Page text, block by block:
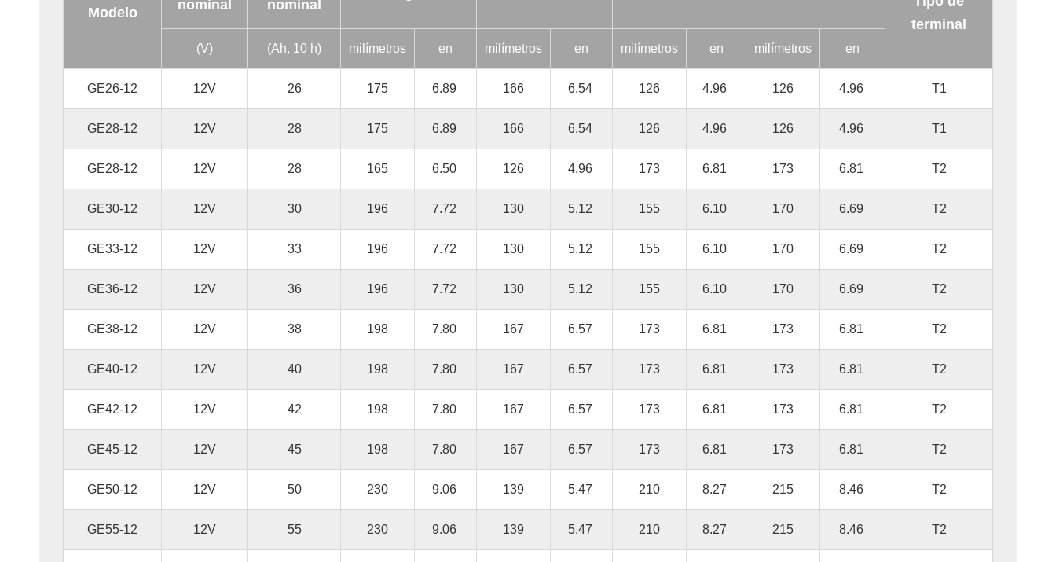
Modelo nominal nominal
terminal
(V) (Ah, 10 h) milímetros en milímetros en milímetros en milímetros en
GE26-12 12V 26 175 6.89 166 6.54 126 4.96 126 4.96 T1
GE28-12 12V 28 175 6.89 166 6.54 126 4.96 126 4.96 T1
GE28-12 12V 28 165 6.50 126 4.96 173 6.81 173 6.81 T2
GE30-12 12V 30 196 7.72 130 5.12 155 6.10 170 6.69 T2
GE33-12 12V 33 196 7.72 130 5.12 155 6.10 170 6.69 T2
GE36-12 12V 36 196 7.72 130 5.12 155 6.10 170 6.69 T2
GE38-12 12V 38 198 7.80 167 6.57 173 6.81 173 6.81 T2
GE40-12 12V 40 198 7.80 167 6.57 173 6.81 173 6.81 T2
GE42-12 12V 42 198 7.80 167 6.57 173 6.81 173 6.81 T2
GE45-12 12V 45 198 7.80 167 6.57 173 6.81 173 6.81 T2
GE50-12 12V 50 230 9.06 139 5.47 210 8.27 215 8.46 T2
GE55-12 12V 55 230 9.06 139 5.47 210 8.27 215 8.46 T2